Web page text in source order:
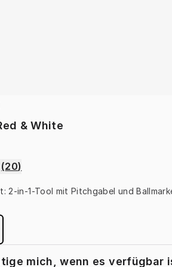
& White
(20)
2-in-1-Tool mit Pitchgabel und
mich, wenn es verfügbar